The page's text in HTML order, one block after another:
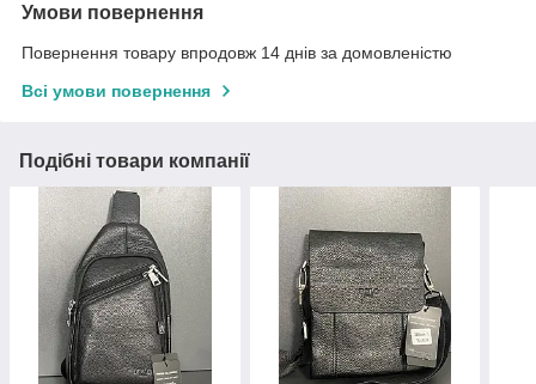
Умови повернення
Повернення товару впродовж 14 днів за домовленістю
Всі умови повернення
Подібні товари компанії